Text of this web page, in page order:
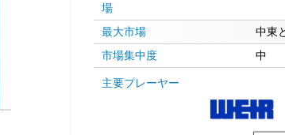
場
最大市場 中東
市場集中度 中
主要プレーヤー
画像 © Mordor Intelligence。再利用にはCC
。再利用にはCC BY 4.0の表示が必要です。